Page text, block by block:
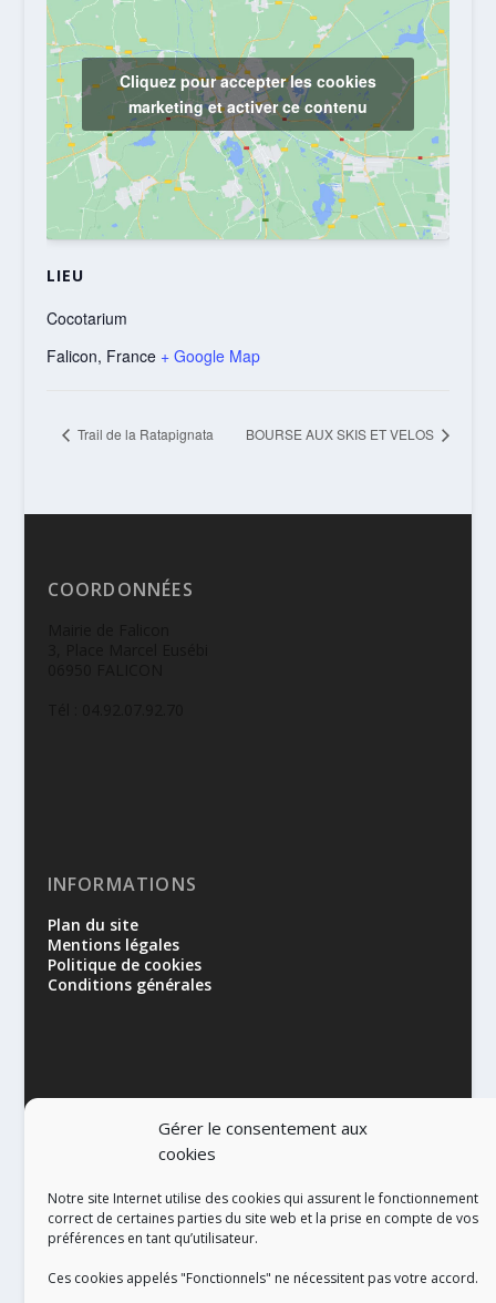
Gérer le consentement aux
cookies
Notre site Internet utilise des cookies qui assurent le fonctionnement
correct de certaines parties du site web et la prise en compte de vos
préférences en tant qu’utilisateur.
Ces cookies appelés "Fonctionnels" ne nécessitent pas votre accord.
LIEU
Cocotarium
Falicon, France + Google Map
Cliquez pour accepter les cookies
marketing et activer ce contenu
Trail de la Ratapignata BOURSE AUX SKIS ET VELOS
COORDONNÉES
INFORMATIONS
Plan du site
Mentions légales
Politique de cookies
Conditions générales
RÉALISATION